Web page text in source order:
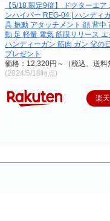
【5/18 限定9倍】 ドクターエア
ンハイパー REG-04 | ハンディ
具 振動 アタッチメント 顔 背中
動 足 軽量 電気 筋膜リリース
ハンディーガン 筋肉 ガン 父の
プレゼント
価格：12,320円～（税込、送料
(2024/5/18時点)
楽